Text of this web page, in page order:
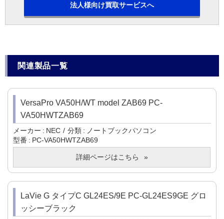
法人様向け買取サービスへ
関連製品一覧
VersaPro VA50H/WT model ZAB69 PC-
VA50HWTZAB69
メーカー NEC 分類
ノートブックパソコン
型番
PC-VA50HWTZAB69
詳細ページはこちら
LaVie G タイプC GL24ES/9E PC-GL24ES9GE グロ
ッシーブラック